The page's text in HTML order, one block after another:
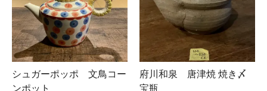
シュガーポッポ 文鳥コー
ンポット
府川和泉 唐津焼 焼き〆
宝瓶